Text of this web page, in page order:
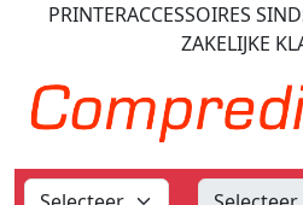
PRINTERACCESSOIRES
ZAKELIJKE